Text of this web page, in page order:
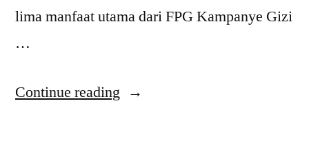
lima manfaat utama dari FPG Kampanye Gizi
…
Continue reading “5